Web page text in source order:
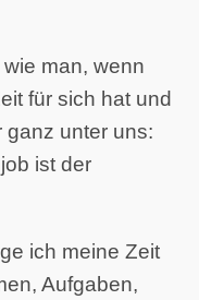
man, wenn
für sich hat und
ganz unter uns:
ist der
ich meine Zeit
Aufgaben,